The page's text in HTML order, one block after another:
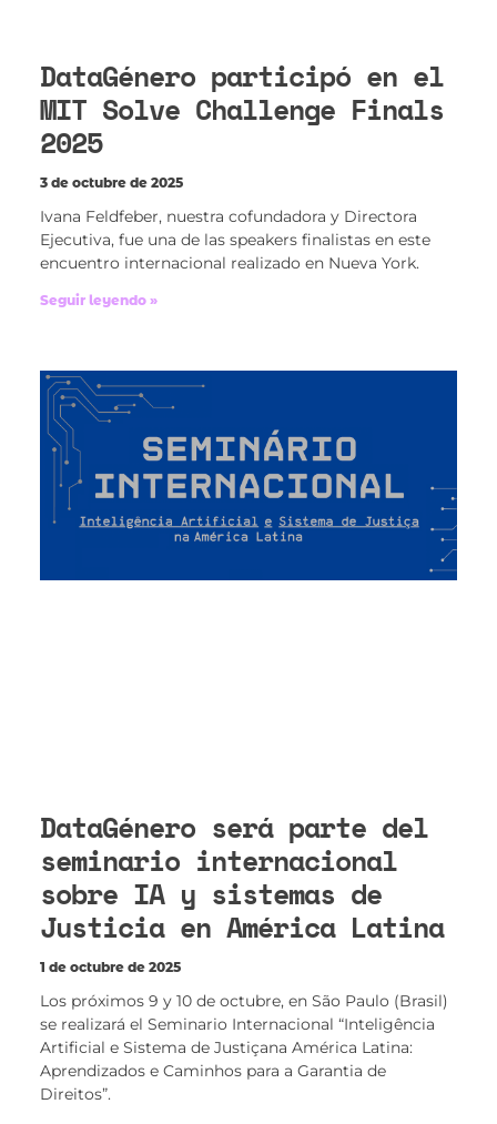
DataGénero participó en el
MIT Solve Challenge Finals
2025
3 de octubre de 2025
Ivana Feldfeber, nuestra cofundadora y Directora
Ejecutiva, fue una de las speakers finalistas en este
encuentro internacional realizado en Nueva York.
Seguir leyendo »
DataGénero será parte del
seminario internacional
sobre IA y sistemas de
Justicia en América Latina
1 de octubre de 2025
Los próximos 9 y 10 de octubre, en São Paulo (Brasil)
se realizará el Seminario Internacional “Inteligência
Artificial e Sistema de Justiçana América Latina:
Aprendizados e Caminhos para a Garantia de
Direitos”.